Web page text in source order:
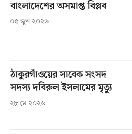
বাংলাদেশের অসমাপ্ত বিপ্লব
০৫ জুন ২০২৬
ঠাকুরগাঁওয়ের সাবেক সংসদ
সদস্য দবিরুল ইসলামের মৃত্যু
২৮ মে ২০২৬